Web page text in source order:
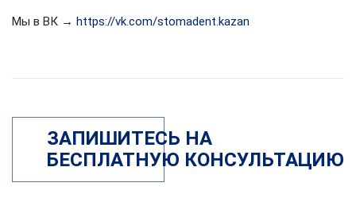
Мы в ВК → https://vk.com/stomadent.kazan
ЗАПИШИТЕСЬ НА
БЕСПЛАТНУЮ КОНСУЛЬТАЦИЮ